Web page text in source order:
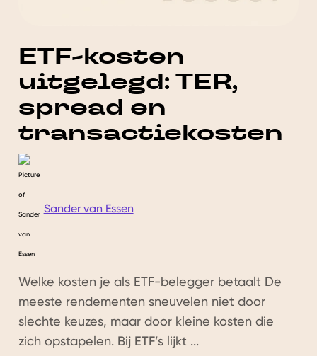
ETF-kosten
uitgelegd: TER,
spread en
transactiekosten
Sander van Essen
Welke kosten je als ETF-belegger betaalt De
meeste rendementen sneuvelen niet door
slechte keuzes, maar door kleine kosten die
zich opstapelen. Bij ETF’s lijkt ...